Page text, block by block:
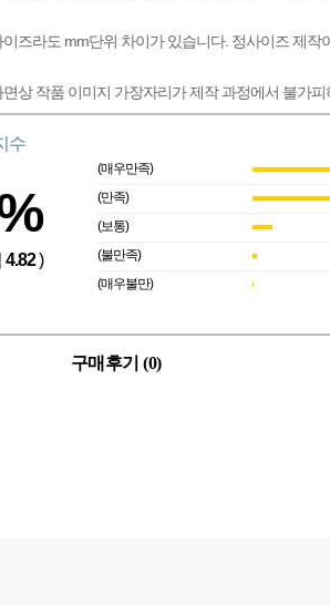
이즈라도 mm단위 차이가 있습니다. 정사이즈 제
면상 작품 이미지 가장자리가 제작 과정에서 불가
수
4.82)
(매우만족)
(만족)
(보통)
(불만족)
(매우불만)
구매후기 (0)